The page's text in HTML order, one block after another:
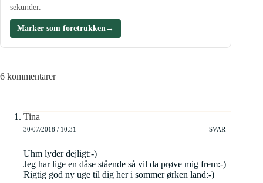
sekunder.
Marker som foretrukken →
6 kommentarer
Tina
30/07/2018 / 10:31 SVAR
Uhm lyder dejligt:-)
Jeg har lige en dåse stående så vil da prøve mig frem:-)
Rigtig god ny uge til dig her i sommer ørken land:-)